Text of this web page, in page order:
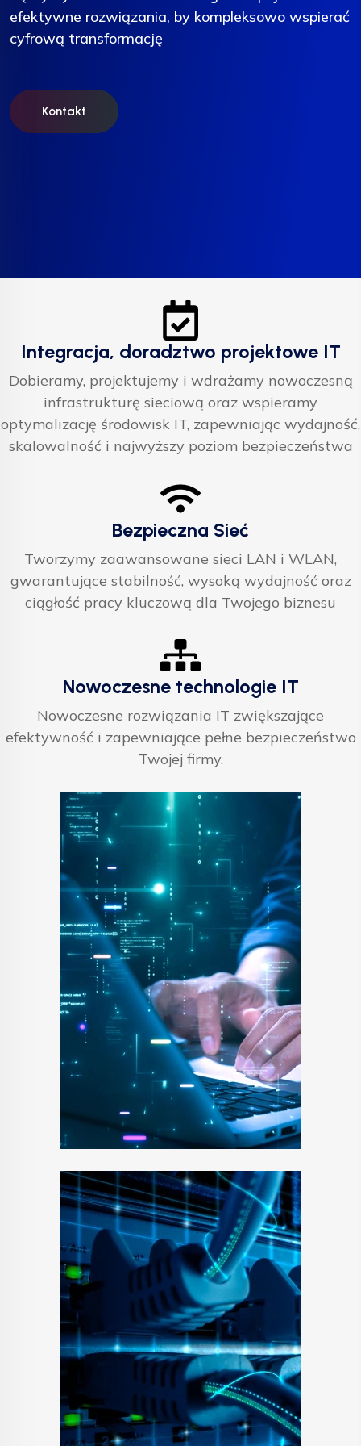
efektywne rozwiązania, by kompleksowo wspierać
cyfrową transformację
Kontakt
efektywne rozwiązania, by kompleksowo wspierać
cyfrową transformację
Kontakt
efektywne rozwiązania, by kompleksowo wspierać
cyfrową transformację
Kontakt
Integracja, doradztwo projektowe IT
Dobieramy, projektujemy i wdrażamy nowoczesną
infrastrukturę sieciową oraz wspieramy
optymalizację środowisk IT, zapewniając wydajność,
skalowalność i najwyższy poziom bezpieczeństwa
Bezpieczna Sieć
Tworzymy zaawansowane sieci LAN i WLAN,
gwarantujące stabilność, wysoką wydajność oraz
ciągłość pracy kluczową dla Twojego biznesu
Nowoczesne technologie IT
Nowoczesne rozwiązania IT zwiększające
efektywność i zapewniające pełne bezpieczeństwo
Twojej firmy.